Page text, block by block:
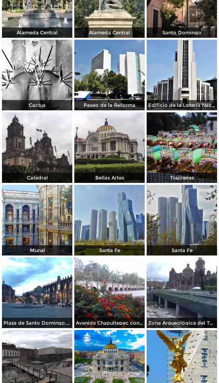
Alameda Central Alameda Central Santo Domingo
Cactus Paseo de la Reforma Edificio de la Lotería Nacional
Catedral Bellas Artes Trajineras
Munal Santa Fe Santa Fe
Plaza de Santo Domingo. Julio/208 Avenida Chapultepec con el acueducto. Julio/2018 Zona Arqueológica del Templo Mayor. Junio/2018